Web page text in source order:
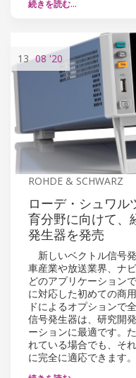
続きを読む…
13 08'20
ROHDE & SCHWARZ
ローデ・シュワ
育分野に向けて、
発生器を発売
新しいベクトル信号
車産業や放送業界、ナ
どのアプリケーション
に対応した初めての商
ドによるオプションで
信号発生器は、研究開
ーションに最適です。
れている場合でも、そ
に完全に適応できます。